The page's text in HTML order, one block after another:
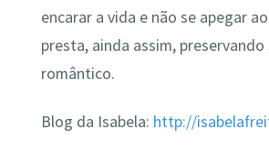
encarar a vida e não se apegar
presta, ainda assim, preservando
romântico.
Blog da Isabela: http://